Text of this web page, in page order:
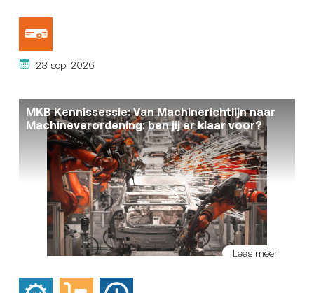
23 sep. 2026
MKB Kennissessie: Van Machinerichtlijn naar
Machineverordening: ben jij er klaar voor?
Lees meer